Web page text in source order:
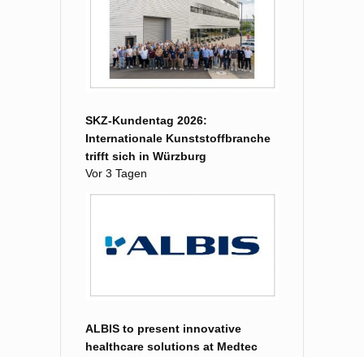
SKZ-Kundentag 2026:
Internationale Kunststoffbranche
trifft sich in Würzburg
Vor 3 Tagen
ALBIS to present innovative
healthcare solutions at Medtec